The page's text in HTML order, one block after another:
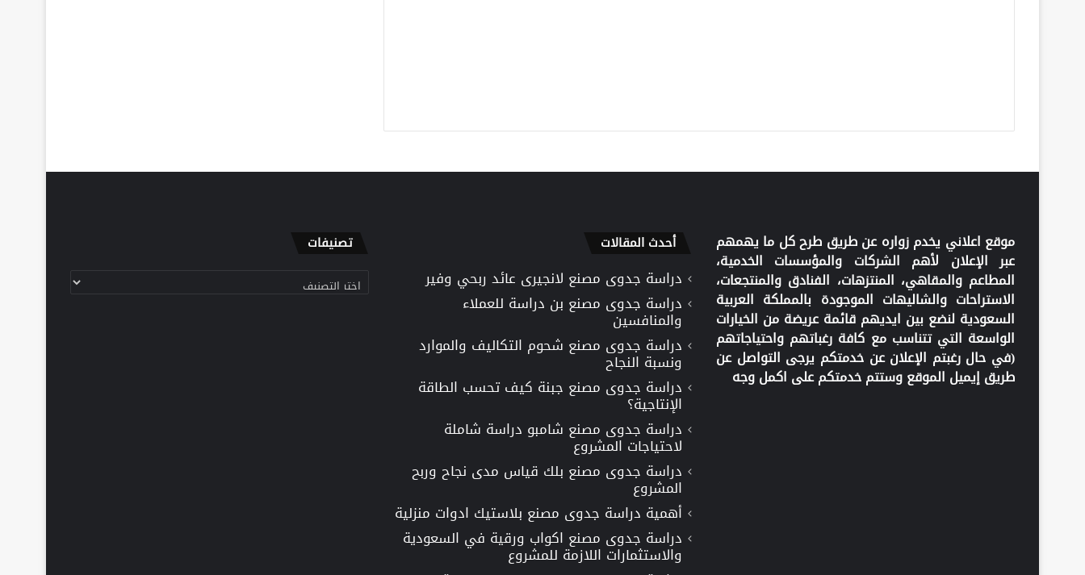
موقع اعلاني يخدم زواره عن طريق طرح كل ما يهمهم
عبر الإعلان لأهم الشركات والمؤسسات الخدمية،
المطاعم والمقاهي، المنتزهات، الفنادق والمنتجعات،
الاستراحات والشاليهات الموجودة بالمملكة العربية
السعودية لنضع بين ايديهم قائمة عريضة من الخيارات
الواسعة التي تتناسب مع كافة رغباتهم واحتياجاتهم
(في حال رغبتم الإعلان عن خدمتكم يرجى التواصل عن
طريق إيميل الموقع وستتم خدمتكم على اكمل وجه
أحدث المقالات
دراسة جدوى مصنع لانجيرى عائد ربحي وفير
دراسة جدوى مصنع بن دراسة للعملاء
والمنافسين
دراسة جدوى مصنع شحوم التكاليف والموارد
ونسبة النجاح
دراسة جدوى مصنع جبنة كيف تحسب الطاقة
الإنتاجية؟
دراسة جدوى مصنع شامبو دراسة شاملة
لاحتياجات المشروع
دراسة جدوى مصنع بلك قياس مدى نجاح وربح
المشروع
أهمية دراسة جدوى مصنع بلاستيك ادوات منزلية
دراسة جدوى مصنع اكواب ورقية في السعودية
والاستثمارات اللازمة للمشروع
تصنيفات
تصنيفات